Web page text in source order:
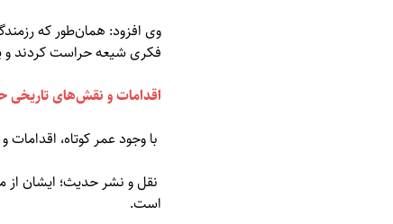
وی افزود: همان‌طور که
فکری شیعه حراست کردند و
اقدامات و نقش‌های
با وجود عمر کوتاه،
نقل و نشر حدیث؛ ایشان از
است.